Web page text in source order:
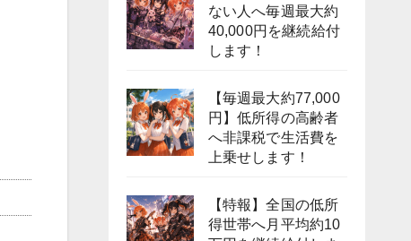
ない人へ毎週最大約
40,000円を継続給付
します！
【毎週最大約77,000
円】低所得の高齢者
へ非課税で生活費を
上乗せします！
【特報】全国の低所
得世帯へ月平均約10